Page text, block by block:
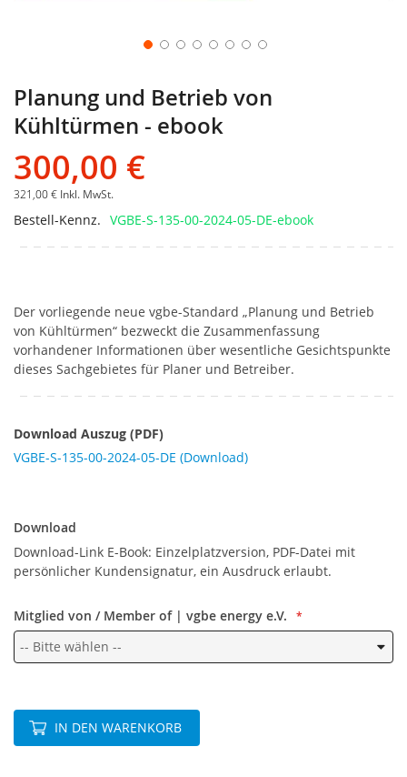
Planung und Betrieb von
Kühltürmen - ebook
300,00 €
321,00 € Inkl. MwSt.
Bestell-Kennz. VGBE-S-135-00-2024-05-DE-ebook
Der vorliegende neue vgbe-Standard „Planung und Betrieb
von Kühltürmen“ bezweckt die Zusammenfassung
vorhandener Informationen über wesentliche Gesichtspunkte
dieses Sachgebietes für Planer und Betreiber.
Download Auszug (PDF)
VGBE-S-135-00-2024-05-DE (Download)
Download
Download-Link E-Book: Einzelplatzversion, PDF-Datei mit
persönlicher Kundensignatur, ein Ausdruck erlaubt.
Mitglied von / Member of | vgbe energy e.V.
IN DEN WARENKORB